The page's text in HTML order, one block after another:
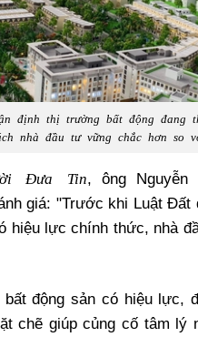
định thị trường bất động đang
nhà đầu tư vững chắc hơn so
Đưa Tin, ông Nguyễn
giá: "Trước khi Luật Đất
hiệu lực chính thức, nhà
động sản có hiệu lực,
chẽ giúp củng cố tâm lý